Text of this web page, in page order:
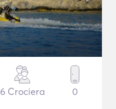
6 Crociera 0